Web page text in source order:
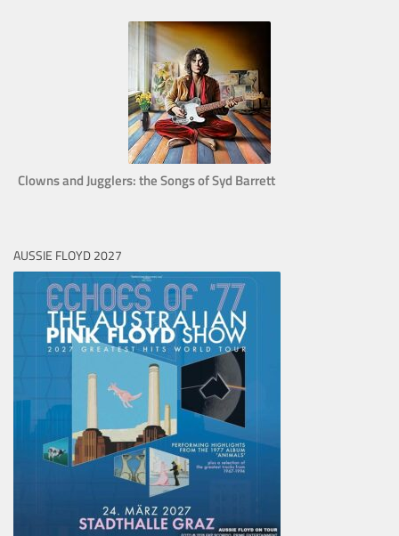
Clowns and Jugglers: the Songs of Syd Barrett
AUSSIE FLOYD 2027